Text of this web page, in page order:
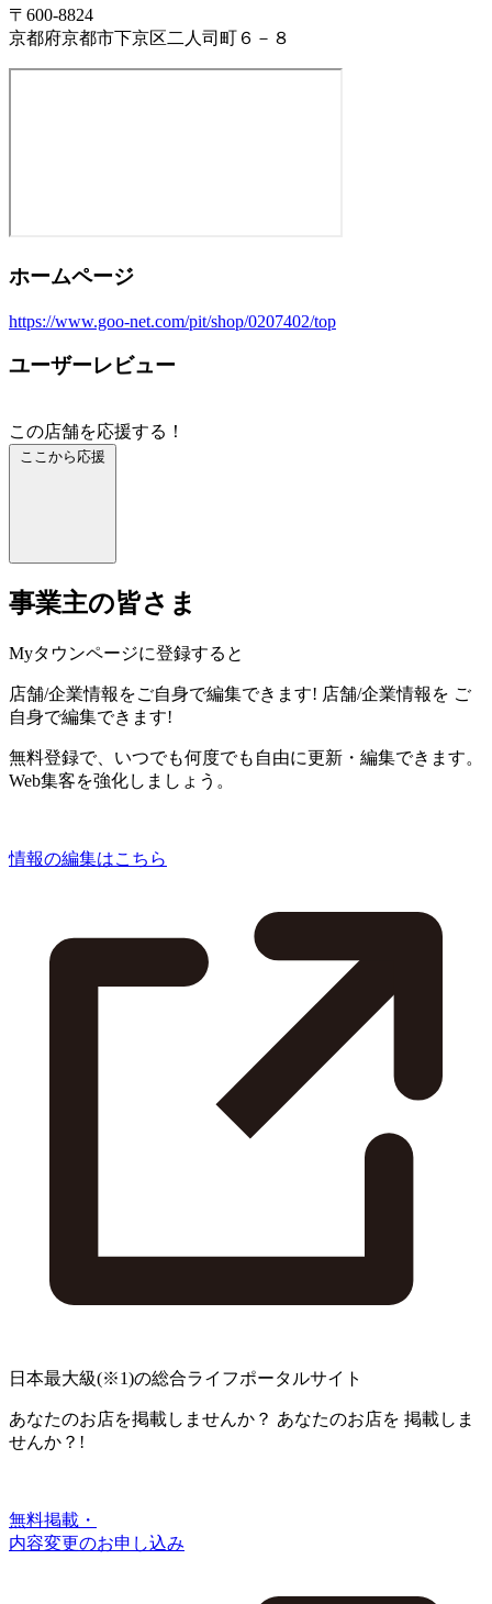
〒600-8824
京都府京都市下京区二人司町６－８
ホームページ
https://www.goo-net.com/pit/shop/0207402/top
ユーザーレビュー
この店舗を応援する！
ここから応援
事業主の皆さま
Myタウンページに登録すると
店舗/企業情報をご自身で編集できます! 店舗/企業情報を ご
自身で編集できます!
無料登録で、いつでも何度でも自由に更新・編集できます。
Web集客を強化しましょう。
情報の編集はこちら
日本最大級(※1)の総合ライフポータルサイト
あなたのお店を掲載しませんか？ あなたのお店を 掲載しま
せんか？!
無料掲載・
内容変更のお申し込み